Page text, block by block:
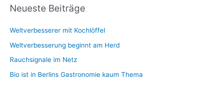
h
n
n
a
Neueste Beiträge
Weltverbesserer mit Kochlöffel
Weltverbesserung beginnt am Herd
Rauchsignale im Netz
Bio ist in Berlins Gastronomie kaum Thema